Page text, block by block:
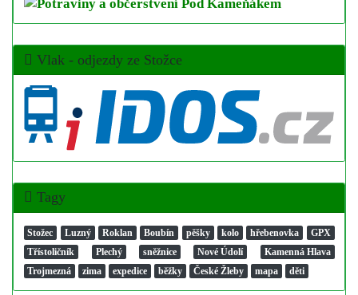
Vlak - odjezdy ze Stožce
Tagy
Stožec Luzný Roklan Boubín pěšky kolo hřebenovka
GPX
Třístoličník
Plechý sněžnice Nové Údolí
Kamenná Hlava
Trojmezná
zima expedice běžky České Žleby mapa děti